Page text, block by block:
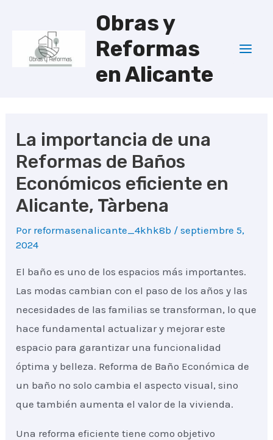
contenido
Obras y
Reformas
en Alicante
La importancia de una
Reformas de Baños
Económicos eficiente en
Alicante, Tàrbena
Por reformasenalicante_4khk8b /septiembre 5,
2024
El baño es uno de los espacios más importantes.
Las modas cambian con el paso de los años y las
necesidades de las familias se transforman, lo que
hace fundamental actualizar y mejorar este
espacio para garantizar una funcionalidad
óptima y belleza. Reforma de Baño Económica de
un baño no solo cambia el aspecto visual, sino
que también aumenta el valor de la vivienda.
Una reforma eficiente tiene como objetivo